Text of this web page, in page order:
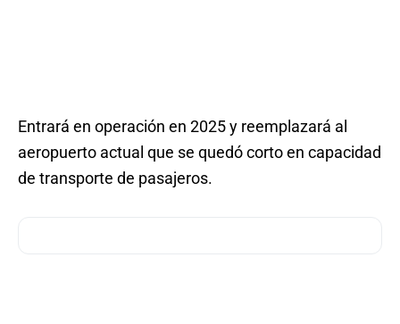
Entrará en operación en 2025 y reemplazará al
aeropuerto actual que se quedó corto en capacidad
de transporte de pasajeros.